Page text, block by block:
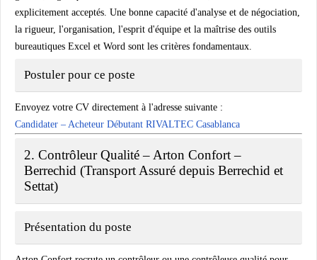
explicitement acceptés. Une bonne capacité d'analyse et de négociation,
la rigueur, l'organisation, l'esprit d'équipe et la maîtrise des outils
bureautiques Excel et Word sont les critères fondamentaux.
Postuler pour ce poste
Envoyez votre CV directement à l'adresse suivante :
Candidater – Acheteur Débutant RIVALTEC Casablanca
2. Contrôleur Qualité – Arton Confort –
Berrechid (Transport Assuré depuis Berrechid et
Settat)
Présentation du poste